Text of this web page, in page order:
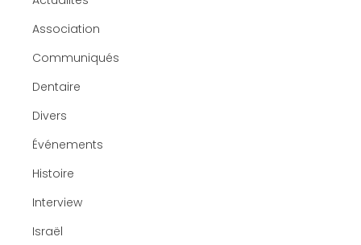
Association
Communiqués
Dentaire
Divers
Événements
Histoire
Interview
Israël